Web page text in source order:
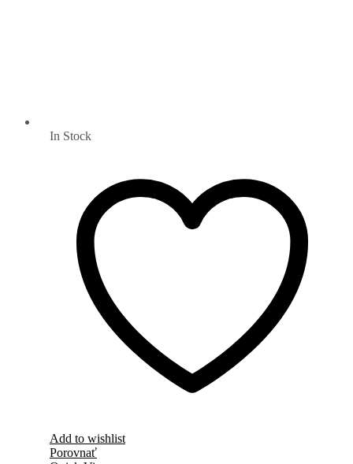
In Stock
Add to wishlist
Porovnať